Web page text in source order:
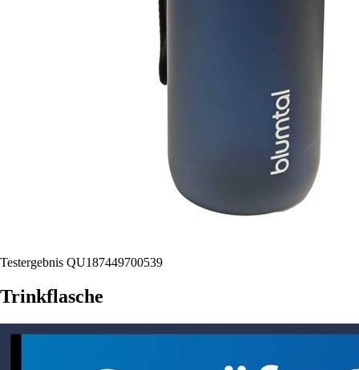
Testergebnis QU187449700539
Trinkflasche